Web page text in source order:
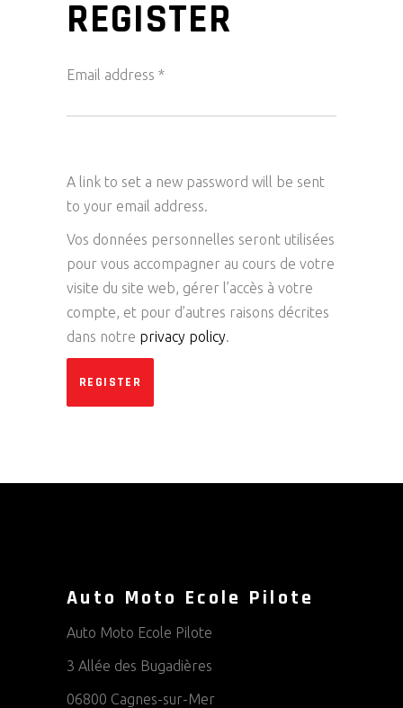
REGISTER
Email address *
A link to set a new password will be sent
to your email address.
Vos données personnelles seront utilisées
pour vous accompagner au cours de votre
visite du site web, gérer l’accès à votre
compte, et pour d’autres raisons décrites
dans notre privacy policy.
REGISTER
Auto Moto Ecole Pilote
Auto Moto Ecole Pilote
3 Allée des Bugadières
06800 Cagnes-sur-Mer